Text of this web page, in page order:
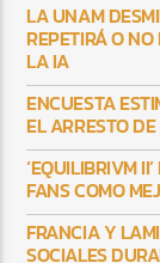
LA UNAM
REPETIRÁ O
LA IA
ENCUESTA
EL ARRESTO
‘EQUILIBRIVM
FANS COMO
FRANCIA Y
SOCIALES